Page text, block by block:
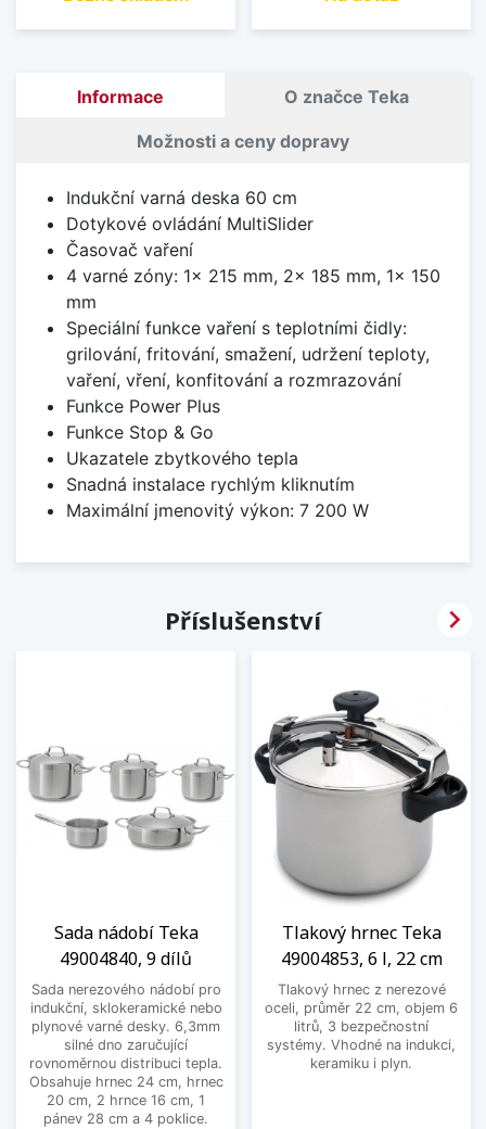
Informace O značce Teka
Možnosti a ceny dopravy
Indukční varná deska 60 cm
Dotykové ovládání MultiSlider
Časovač vaření
4 varné zóny: 1x 215 mm, 2x 185 mm, 1x 150
mm
Speciální funkce vaření s teplotními čidly:
grilování, fritování, smažení, udržení teploty,
vaření, vření, konfitování a rozmrazování
Funkce Power Plus
Funkce Stop & Go
Ukazatele zbytkového tepla
Snadná instalace rychlým kliknutím
Maximální jmenovitý výkon: 7 200 W
Příslušenství
Sada nádobí Teka
49004840, 9 dílů
Sada nerezového nádobí pro
indukční, sklokeramické nebo
plynové varné desky. 6,3mm
silné dno zaručující
rovnoměrnou distribuci tepla.
Obsahuje hrnec 24 cm, hrnec
20 cm, 2 hrnce 16 cm, 1
pánev 28 cm a 4 poklice.
Tlakový hrnec Teka
49004853, 6 l, 22 cm
Tlakový hrnec z nerezové
oceli, průměr 22 cm, objem 6
litrů, 3 bezpečnostní
systémy. Vhodné na indukci,
keramiku i plyn.
